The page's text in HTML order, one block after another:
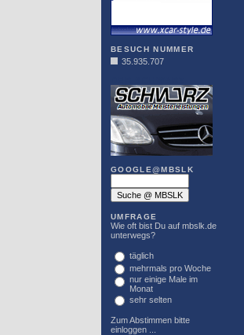
BESUCH NUMMER
35.935.707
GOOGLE@MBSLK
UMFRAGE
Wie oft bist Du auf mbslk.de
unterwegs?
täglich
mehrmals pro Woche
nur einige Male im
Monat
sehr selten
Zum Abstimmen bitte
einloggen ...